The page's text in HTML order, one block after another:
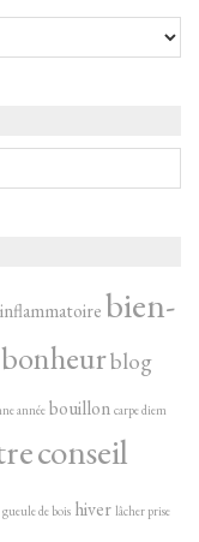
bien-
blog
année bouillon carpe diem
conseil
gueule de bois hiver lâcher prise